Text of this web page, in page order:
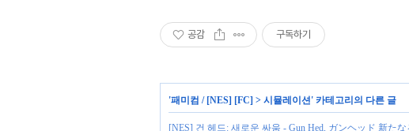
공감 구독하기
'패미컴 / [NES] [FC] > 시뮬레이션' 카테고리의 다른 글
[NES] 건 헤드: 새로운 싸움 - Gun Hed, ガンヘッド 新た